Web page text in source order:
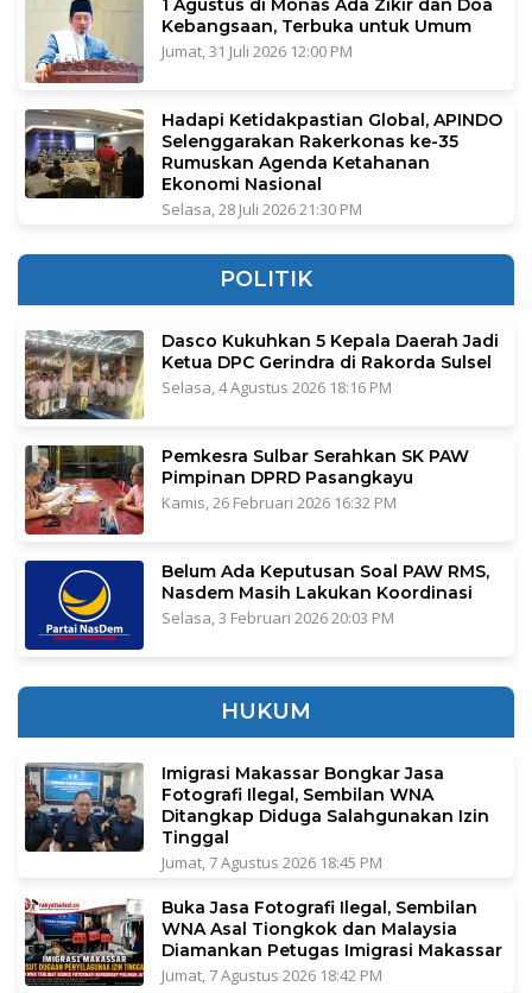
1 Agustus di Monas Ada Zikir dan Doa
Kebangsaan, Terbuka untuk Umum
Jumat, 31 Juli 2026 12:00 PM
Hadapi Ketidakpastian Global, APINDO
Selenggarakan Rakerkonas ke-35
Rumuskan Agenda Ketahanan
Ekonomi Nasional
Selasa, 28 Juli 2026 21:30 PM
POLITIK
Dasco Kukuhkan 5 Kepala Daerah Jadi
Ketua DPC Gerindra di Rakorda Sulsel
Selasa, 4 Agustus 2026 18:16 PM
Pemkesra Sulbar Serahkan SK PAW
Pimpinan DPRD Pasangkayu
Kamis, 26 Februari 2026 16:32 PM
Belum Ada Keputusan Soal PAW RMS,
Nasdem Masih Lakukan Koordinasi
Selasa, 3 Februari 2026 20:03 PM
HUKUM
Imigrasi Makassar Bongkar Jasa
Fotografi Ilegal, Sembilan WNA
Ditangkap Diduga Salahgunakan Izin
Tinggal
Jumat, 7 Agustus 2026 18:45 PM
Buka Jasa Fotografi Ilegal, Sembilan
WNA Asal Tiongkok dan Malaysia
Diamankan Petugas Imigrasi Makassar
Jumat, 7 Agustus 2026 18:42 PM